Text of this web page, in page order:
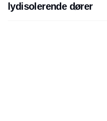
lydisolerende dører